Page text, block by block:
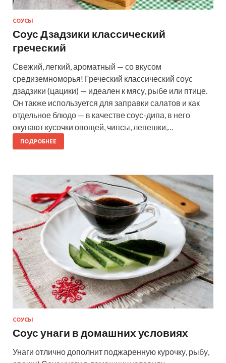
СОУСЫ
Соус Дзадзики классический
греческий
Свежий, легкий, ароматный — со вкусом
средиземноморья! Греческий классический соус
дзадзики (цацики) — идеален к мясу, рыбе или птице.
Он также используется для заправки салатов и как
отдельное блюдо — в качестве соус-дипа, в него
окунают кусочки овощей, чипсы, лепешки,…
ПОДРОБНЕЕ
СОУСЫ
Соус унаги в домашних условиях
Унаги отлично дополнит поджаренную курочку, рыбу,